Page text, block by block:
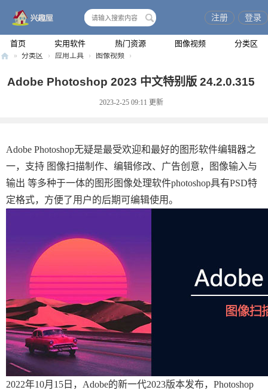
首页 实用软件 热门资源 图像视频 分类区
注册 登录
» 分类区 › 应用工具 › 图像视频 ›
Adobe Photoshop 2023 中文特别版 24.2.0.315
2023-2-25 09:11 更新
Adobe Photoshop无疑是最受欢迎和最好的图形软件编辑器之
一，支持 图像扫描制作、编辑修改、广告创意，图像输入与
输出 等多种于一体的图形图像处理软件photoshop具有PSD特
定格式，方便了用户的后期可编辑使用。
2022年10月15日，Adobe的新一代2023版本发布，Photoshop